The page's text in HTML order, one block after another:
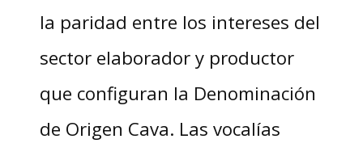
la paridad entre los intereses del
sector elaborador y productor
que configuran la Denominación
de Origen Cava. Las vocalías